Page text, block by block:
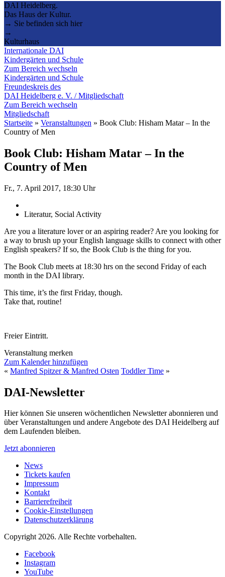
DAI Heidelberg.
Das Haus der Kultur.
→ Sie befinden sich hier
→
Kulturhaus
Internationale DAI
Kindergärten und Schule
Zum Bereich wechseln
Kindergärten und Schule
Freundeskreis des
DAI Heidelberg e. V. / Mitgliedschaft
Zum Bereich wechseln
Mitgliedschaft
Startseite » Veranstaltungen » Book Club: Hisham Matar – In the
Country of Men
Book Club: Hisham Matar – In the
Country of Men
Fr., 7. April 2017, 18:30 Uhr
Literatur, Social Activity
Are you a literature lover or an aspiring reader? Are you looking for
a way to brush up your English language skills to connect with other
English speakers? If so, the Book Club is the thing for you.
The Book Club meets at 18:30 hrs on the second Friday of each
month in the DAI library.
This time, it’s the first Friday, though.
Take that, routine!
Freier Eintritt.
Veranstaltung merken
Zum Kalender hinzufügen
« Manfred Spitzer & Manfred Osten Toddler Time »
DAI-Newsletter
Hier können Sie unseren wöchentlichen Newsletter abonnieren und
über Veranstaltungen und andere Angebote des DAI Heidelberg auf
dem Laufenden bleiben.
Jetzt abonnieren
News
Tickets kaufen
Impressum
Kontakt
Barrierefreiheit
Cookie-Einstellungen
Datenschutzerklärung
Copyright 2026. Alle Rechte vorbehalten.
Facebook
Instagram
YouTube